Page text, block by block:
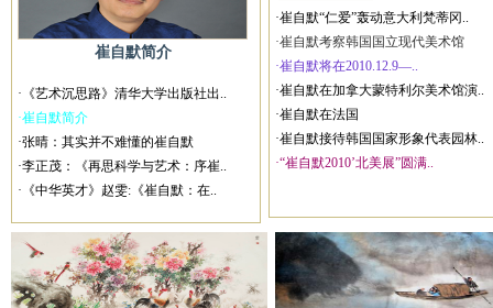
崔自默简介
·《艺术沉思路》清华大学出版社出..
·崔自默简介
·张晴：其实并不难懂的崔自默
·李正茂：《再思科学与艺术：序崔..
·《中华英才》赵雯:《崔自默：在..
·崔自默“仁爱”轰动意大利梵蒂冈..
·崔自默考察韩国国立现代美术馆
·崔自默将在2010.12.9—..
·崔自默在加拿大蒙特利尔美术馆演..
·崔自默在法国
·崔自默接待韩国国家形象代表园林..
·“崔自默2010’北美展”圆满..